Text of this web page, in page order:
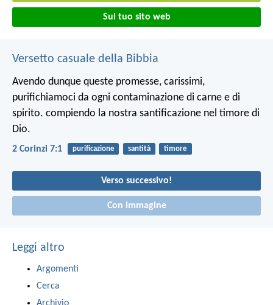
Sul tuo sito web
Versetto casuale della Bibbia
Avendo dunque queste promesse, carissimi,
purifichiamoci da ogni contaminazione di carne e di
spirito. compiendo la nostra santificazione nel timore di
Dio.
2 Corinzi 7:1 purificazione santità timore
Verso successivo!
Con immagine
Leggi altro
Argomenti
Cerca